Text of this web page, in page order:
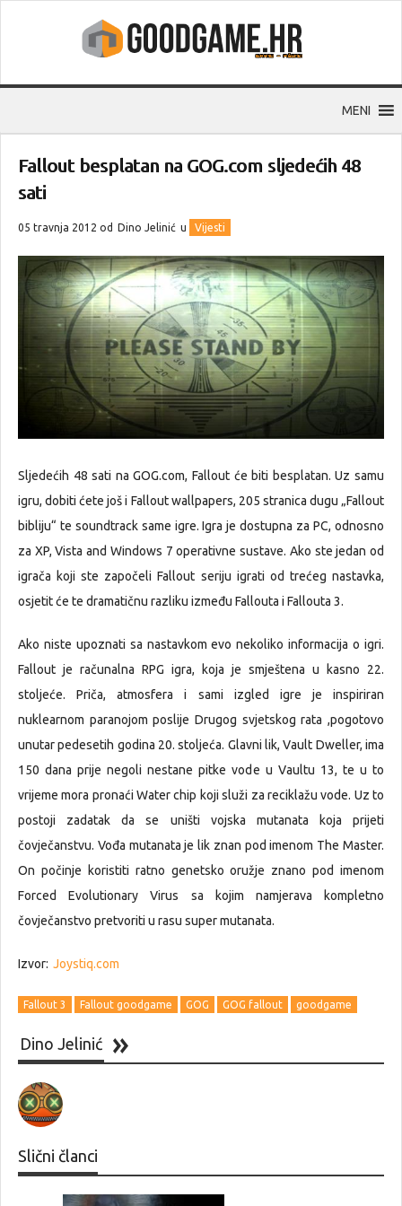
MENI
Fallout besplatan na GOG.com sljedećih 48
sati
05 travnja 2012 od Dino Jelinić u Vijesti
Sljedećih 48 sati na GOG.com, Fallout će biti besplatan. Uz samu
igru, dobiti ćete još i Fallout wallpapers, 205 stranica dugu „Fallout
bibliju“ te soundtrack same igre. Igra je dostupna za PC, odnosno
za XP, Vista and Windows 7 operativne sustave. Ako ste jedan od
igrača koji ste započeli Fallout seriju igrati od trećeg nastavka,
osjetit će te dramatičnu razliku između Fallouta i Fallouta 3.
Ako niste upoznati sa nastavkom evo nekoliko informacija o igri.
Fallout je računalna RPG igra, koja je smještena u kasno 22.
stoljeće. Priča, atmosfera i sami izgled igre je inspiriran
nuklearnom paranojom poslije Drugog svjetskog rata ,pogotovo
unutar pedesetih godina 20. stoljeća. Glavni lik, Vault Dweller, ima
150 dana prije negoli nestane pitke vode u Vaultu 13, te u to
vrijeme mora pronaći Water chip koji služi za reciklažu vode. Uz to
postoji zadatak da se uništi vojska mutanata koja prijeti
čovječanstvu. Vođa mutanata je lik znan pod imenom The Master.
On počinje koristiti ratno genetsko oružje znano pod imenom
Forced Evolutionary Virus sa kojim namjerava kompletno
čovječanstvo pretvoriti u rasu super mutanata.
Izvor: Joystiq.com
Fallout 3 Fallout goodgame GOG GOG fallout goodgame
Dino Jelinić
Slični članci